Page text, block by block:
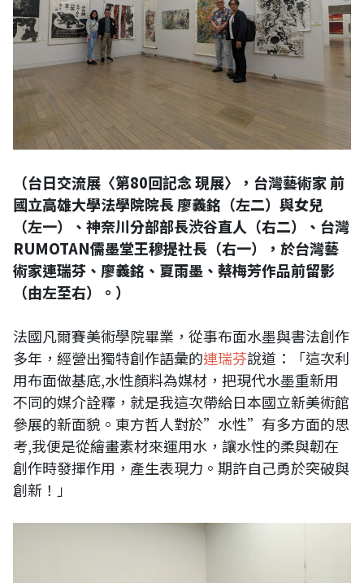
（台日交流展〈第80回記念 現展〉，台灣藝術家 前
國立高雄大學法學院院長 廖義銘（左二）與女兒
（左一）、神奈川分部部長渋谷直人（右二）、台灣
RUMOTAN儒墨堂王穆提社長（右一）， 於台灣藝
術家連瑞芬、廖義銘、夏雨墨、蔡梅芳作品前留影
（由左至右）。）
法國凡爾賽美術學院畢業，從事布面水墨與書法創作
多年，經營出獨特創作語彙的連瑞芬說道：「這次利
用布面做基底,水性顏料為媒材，把現代水墨重新用
不同的媒介詮釋，就是我這次帶給日本國立新美術館
參展的新面貌。東方哲人對於”水性”有多方面的思
考,我便是從繪畫素材來運用水，讓水性的柔與韌在
創作時發揮作用，產生表現力。期許自己勇於突破與
創新！」